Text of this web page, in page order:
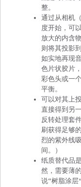
整。
通过从相机
度开始，可
放大的内含
则将其投影
如实地再现
色片状胶片
彩色头或一
平衡。
可以对其上
直接得到另
反转处理套
刷获得足够
烈的紫外线
间。）
纸质替代品
然，需要薄
说“树脂涂层